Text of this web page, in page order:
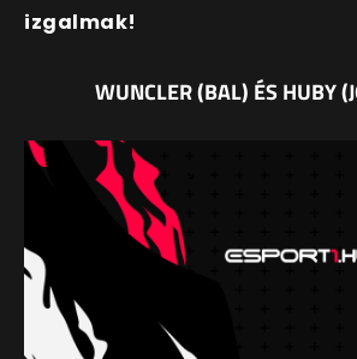
izgalmak!
WUNCLER (BAL) ÉS HUBY